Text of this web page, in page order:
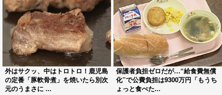
外はサクッ、中はトロトロ！鹿児島
の定番「豚軟骨煮」を焼いたら別次
元のうまさに ...
保護者負担ゼロだが…“給食費無償
化”で公費負担は9300万円「もうち
ょっと食べた...